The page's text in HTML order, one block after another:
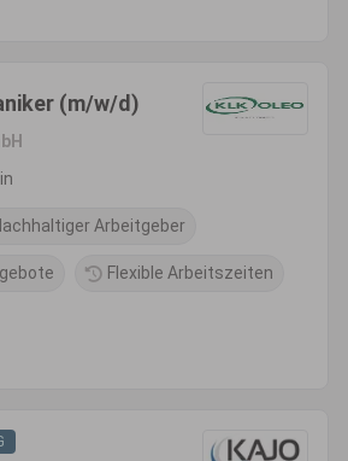
(m/w/d)
Arbeitgeber
Flexible Arbeitszeiten